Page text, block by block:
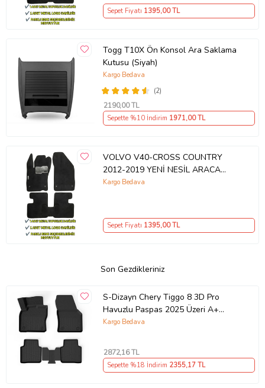
Sepet Fiyatı 1395,00 TL
Togg T10X Ön Konsol Ara Saklama
Kutusu (Siyah)
(2)
Kargo Bedava
2190,00 TL
Sepette %10 İndirim 1971,00 TL
VOLVO V40-CROSS COUNTRY
2012-2019 YENİ NESİL ARACA
ÖZEL HAVUZLU EVA OTO PASPAS
Kargo Bedava
Sepet Fiyatı 1395,00 TL
Son Gezdikleriniz
S-Dizayn Chery Tiggo 8 3D Pro
Havuzlu Paspas 2025 Üzeri A+
Kalite
Kargo Bedava
2872,16 TL
Sepette %18 İndirim 2355,17 TL